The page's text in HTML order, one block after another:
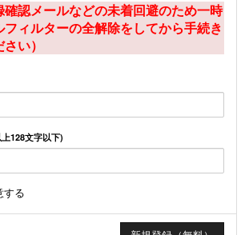
認メールなどの未着回避のため一時
ィルターの全解除をしてから手続き
い）
128文字以下)
する